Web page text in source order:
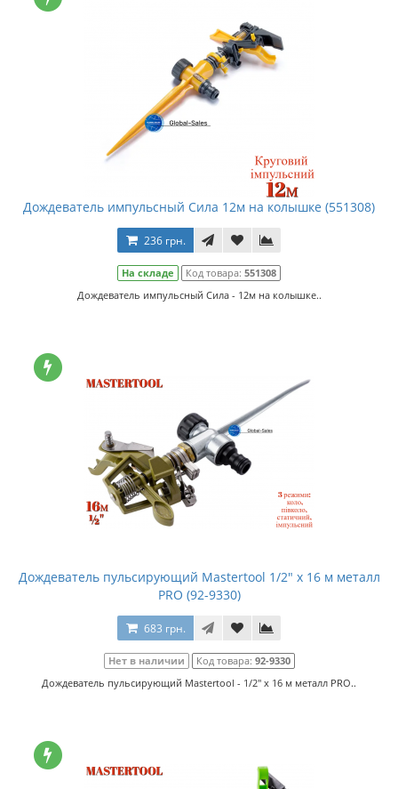
Дождеватель импульсный Сила 12м на колышке (551308)
236 грн.
На складе Код товара: 551308
Дождеватель импульсный Сила - 12м на колышке..
Дождеватель пульсирующий Mastertool 1/2" x 16 м металл
PRO (92-9330)
683 грн.
Нет в наличии Код товара: 92-9330
Дождеватель пульсирующий Mastertool - 1/2" x 16 м металл PRO..